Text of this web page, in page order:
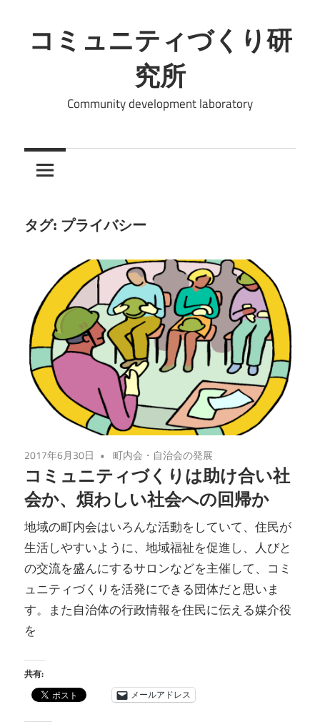
ン
テ
キ
コミュニティづくり研
究所
Community development laboratory
タグ: プライバシー
2017年6月30日 町内会・自治会の発展
コミュニティづくりは助け合い社
会か、煩わしい社会への回帰か
地域の町内会はいろんな活動をしていて、住民が
生活しやすいように、地域福祉を促進し、人びと
の交流を盛んにするサロンなどを主催して、コミ
ュニティづくりを活発にできる団体だと思いま
す。また自治体の行政情報を住民に伝える媒介役
を
共有:
メールアドレス